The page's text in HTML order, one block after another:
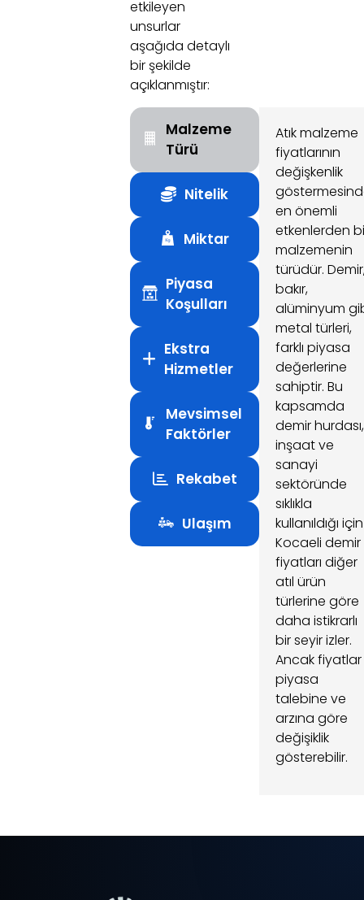
etkileyen
unsurlar
aşağıda detaylı
bir şekilde
açıklanmıştır:
Malzeme
Türü
Nitelik
Miktar
Piyasa
Koşulları
Ekstra
Hizmetler
Mevsimsel
Faktörler
Rekabet
Ulaşım
Atık malzeme
fiyatlarının
değişkenlik
en önemli
etkenlerden
malzemenin
türüdür.
bakır,
alüminyum
metal türleri,
farklı piyasa
değerlerine
sahiptir. Bu
kapsamda
demir hurdası,
inşaat ve
sanayi
sektöründe
sıklıkla
kullanıldığı için
Kocaeli demir
fiyatları diğer
atıl ürün
türlerine göre
daha istikrarlı
bir seyir izler.
Ancak fiyatlar
piyasa
talebine ve
arzına göre
değişiklik
gösterebilir.